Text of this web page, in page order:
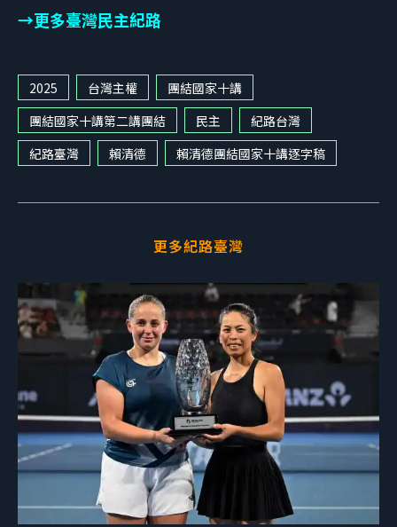
→更多臺灣民主紀路
2025 台灣主權
團結國家十講
團結國家十講第二講團結
民主
紀路台灣
紀路臺灣
賴清德 賴清德團結國家十講逐字稿
更多紀路臺灣